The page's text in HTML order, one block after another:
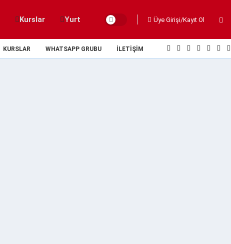
Kurslar Yurt Üye Girişi/Kayıt Ol
KURSLAR WHATSAPP GRUBU İLETIŞIM